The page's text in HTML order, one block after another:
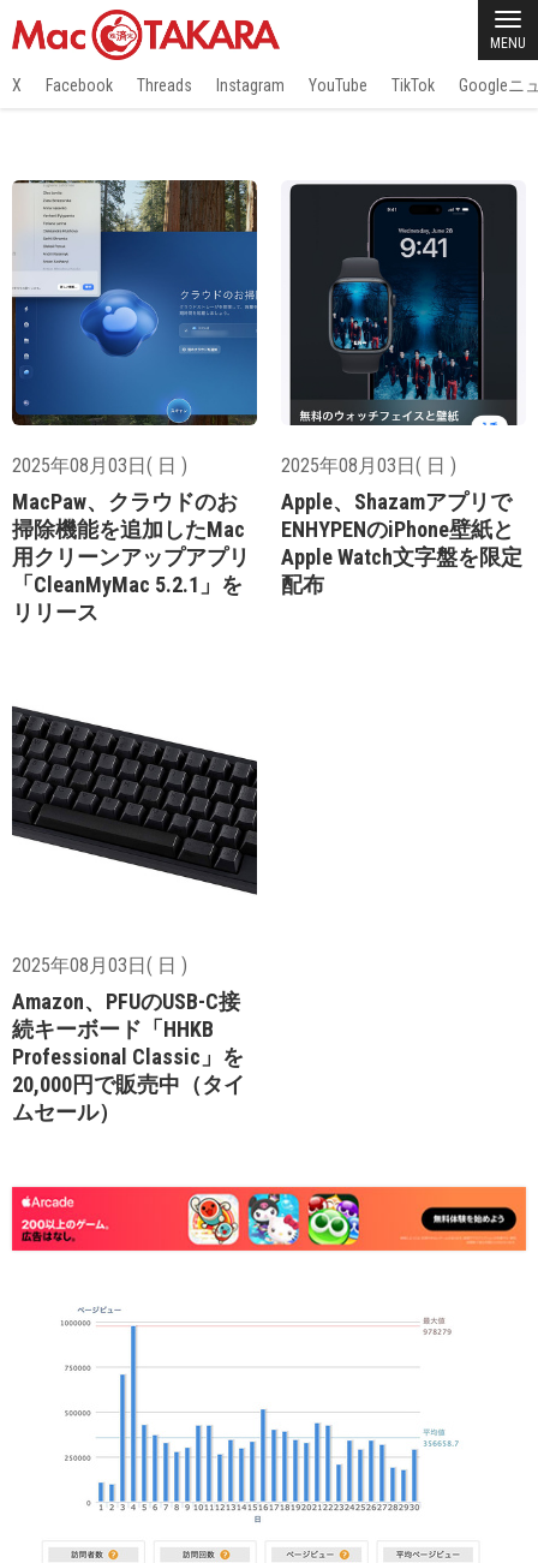
MENU
X Facebook Threads Instagram YouTube TikTok Googleニ
2025年08月03日( 日 )
MacPaw、クラウドのお
掃除機能を追加したMac
用クリーンアップアプリ
「CleanMyMac 5.2.1」を
リリース
2025年08月03日( 日 )
Apple、Shazamアプリで
ENHYPENのiPhone壁紙と
Apple Watch文字盤を限定
配布
2025年08月03日( 日 )
Amazon、PFUのUSB-C接
続キーボード「HHKB
Professional Classic」を
20,000円で販売中（タイ
ムセール）